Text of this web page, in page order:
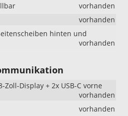
vorhanden
vorhanden
hinten und
vorhanden
Display + 2x USB-C vorne
vorhanden
vorhanden